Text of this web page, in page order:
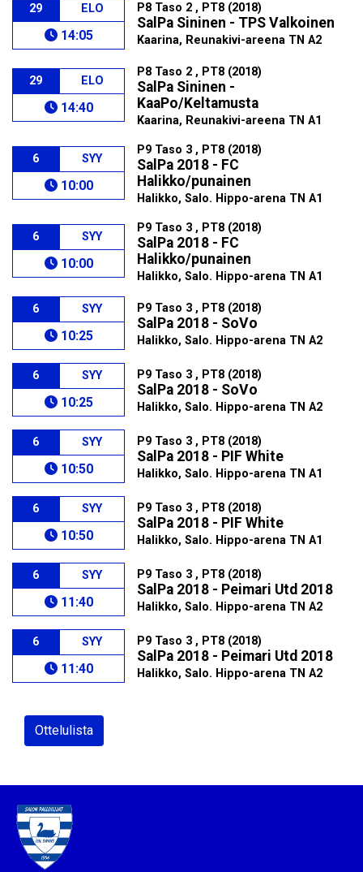
29 ELO
14:05
P8 Taso 2 , PT8 (2018)
SalPa Sininen - TPS Valkoinen
Kaarina, Reunakivi-areena TN A2
29 ELO
14:40
P8 Taso 2 , PT8 (2018)
SalPa Sininen -
KaaPo/Keltamusta
Kaarina, Reunakivi-areena TN A1
6 SYY
10:00
P9 Taso 3 , PT8 (2018)
SalPa 2018 - FC
Halikko/punainen
Halikko, Salo. Hippo-arena TN A1
6 SYY
10:00
P9 Taso 3 , PT8 (2018)
SalPa 2018 - FC
Halikko/punainen
Halikko, Salo. Hippo-arena TN A1
6 SYY
10:25
P9 Taso 3 , PT8 (2018)
SalPa 2018 - SoVo
Halikko, Salo. Hippo-arena TN A2
6 SYY
10:25
P9 Taso 3 , PT8 (2018)
SalPa 2018 - SoVo
Halikko, Salo. Hippo-arena TN A2
6 SYY
10:50
P9 Taso 3 , PT8 (2018)
SalPa 2018 - PIF White
Halikko, Salo. Hippo-arena TN A1
6 SYY
10:50
P9 Taso 3 , PT8 (2018)
SalPa 2018 - PIF White
Halikko, Salo. Hippo-arena TN A1
6 SYY
11:40
P9 Taso 3 , PT8 (2018)
SalPa 2018 - Peimari Utd 2018
Halikko, Salo. Hippo-arena TN A2
6 SYY
11:40
P9 Taso 3 , PT8 (2018)
SalPa 2018 - Peimari Utd 2018
Halikko, Salo. Hippo-arena TN A2
Ottelulista